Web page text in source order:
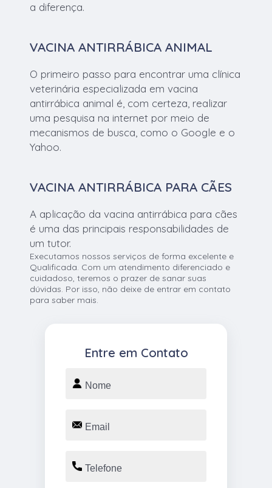
a diferença.
VACINA ANTIRRÁBICA ANIMAL
O primeiro passo para encontrar uma clínica
veterinária especializada em vacina
antirrábica animal é, com certeza, realizar
uma pesquisa na internet por meio de
mecanismos de busca, como o Google e o
Yahoo.
VACINA ANTIRRÁBICA PARA CÃES
A aplicação da vacina antirrábica para cães
é uma das principais responsabilidades de
um tutor.
Executamos nossos serviços de forma excelente e
Qualificada. Com um atendimento diferenciado e
cuidadoso, teremos o prazer de sanar suas
dúvidas. Por isso, não deixe de entrar em contato
para saber mais.
Entre em Contato